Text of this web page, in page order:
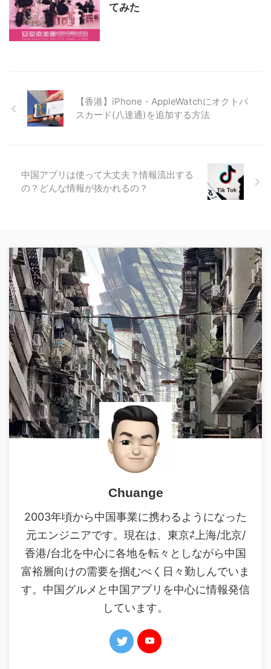
てみた
【香港】iPhone・AppleWatchにオクトパ
スカード(八達通)を追加する方法
中国アプリは使って大丈夫？情報流出する
の？どんな情報が抜かれるの？
Chuange
2003年頃から中国事業に携わるようになった
元エンジニアです。現在は、東京⇄上海/北京/
香港/台北を中心に各地を転々としながら中国
富裕層向けの需要を掴むべく日々勤しんでいま
す。中国グルメと中国アプリを中心に情報発信
しています。